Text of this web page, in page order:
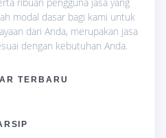
ribuan pengguna jasa yang
modal dasar bagi kami untuk
dari Anda, merupakan jasa
dengan kebutuhan Anda.
TERBARU